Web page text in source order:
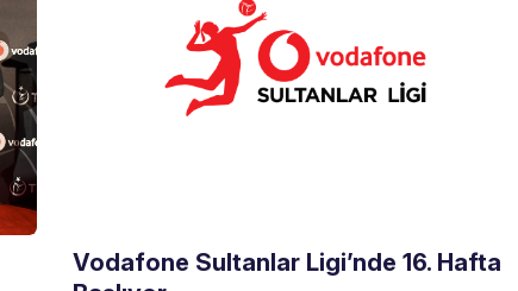
Vodafone Sultanlar Ligi’nde 16. Hafta